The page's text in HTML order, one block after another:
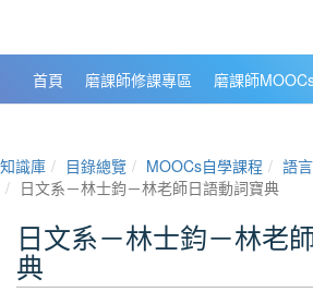
首頁 磨課師修課專區 磨課師
知識庫 目錄總覽 MOOCs自學課程
語
日文系－林士鈞－林老師日語動詞寶典
日文系－林士鈞－林老
典